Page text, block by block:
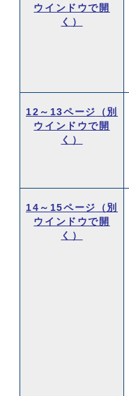
ウインドウで開
く）
12～13ページ
（別
ウインドウで開
く）
14～15ページ
（別
ウインドウで開
く）